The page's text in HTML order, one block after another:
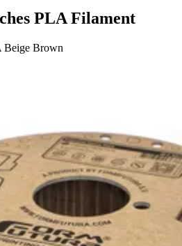
PLA Filament
Brown